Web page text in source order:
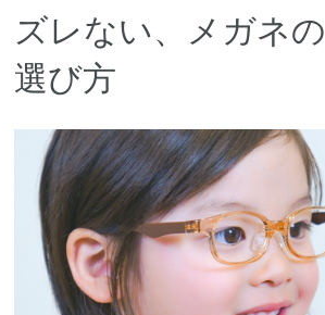
ズレない、メガネの
選び方